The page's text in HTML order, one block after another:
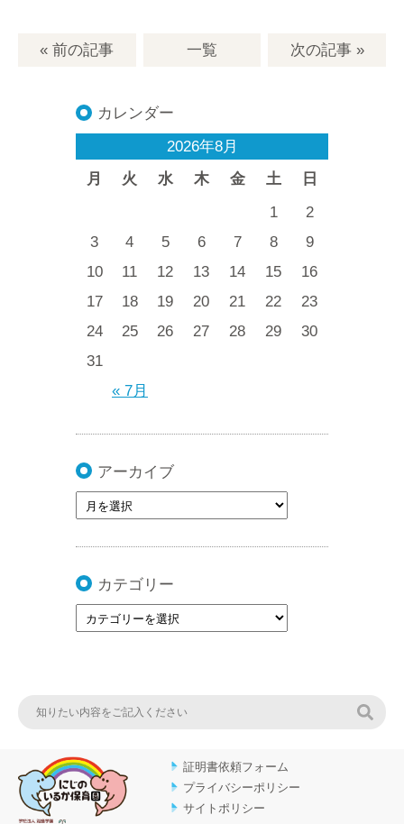
« 前の記事 一覧 次の記事»
カレンダー
2026年8月
月
火 水 木 金 土 日
« 7月
1
2
3
4 5 6 7 8
9
10
11 12 13 14 15
16
17
18 19 20 21 22
23
24
25 26 27 28 29
30
31
アーカイブ
カテゴリー
証明書依頼フォーム
プライバシーポリシー
サイトポリシー